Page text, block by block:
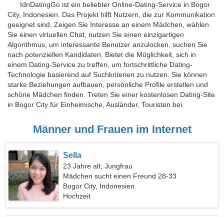
IdnDatingGo ist ein beliebter Online-Dating-Service in Bogor
City, Indonesien. Das Projekt hilft Nutzern, die zur Kommunikation
geeignet sind. Zeigen Sie Interesse an einem Mädchen, wählen
Sie einen virtuellen Chat, nutzen Sie einen einzigartigen
Algorithmus, um interessante Benutzer anzulocken, suchen Sie
nach potenziellen Kandidaten. Bietet die Möglichkeit, sich in
einem Dating-Service zu treffen, um fortschrittliche Dating-
Technologie basierend auf Suchkriterien zu nutzen. Sie können
starke Beziehungen aufbauen, persönliche Profile erstellen und
schöne Mädchen finden. Treten Sie einer kostenlosen Dating-Site
in Bogor City für Einheimische, Ausländer, Touristen bei.
Männer und Frauen im Internet
Sella
23 Jahre alt, Jungfrau
Mädchen sucht einen Freund 28-33
Bogor City, Indonesien
Hochzeit